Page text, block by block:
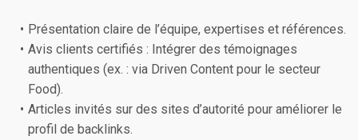
Présentation claire de l’équipe, expertises et références.
Avis clients certifiés : Intégrer des témoignages
authentiques (ex. : via Driven Content pour le secteur
Food).
Articles invités sur des sites d’autorité pour améliorer le
profil de backlinks.